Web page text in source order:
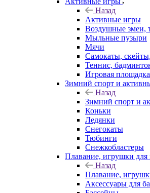
Назад
Активные игры
Воздушные змеи,
Мыльные пузыри
Мячи
Самокаты,
Теннис,
Игровая площадка
Зимний спорт и
Назад
Зимний спорт и
Коньки
Ледянки
Снегокаты
Тюбинги
Снежкобластеры
Плавание, игрушки для
Назад
Плавание,
Аксессуары для